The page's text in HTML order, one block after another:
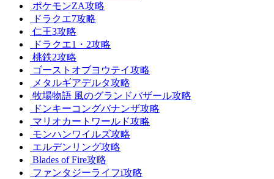
ポケモンZA攻略
ドラクエ7攻略
仁王3攻略
ドラクエ1・2攻略
桃鉄2攻略
ゴーストオブヨウテイ攻略
メタルギアデルタ攻略
牧場物語 風のグランドバザール攻略
ドンキーコングバナンザ攻略
マリオカートワールド攻略
モンハンワイルズ攻略
エルデンリング攻略
Blades of Fire攻略
ファンタジーライフi攻略